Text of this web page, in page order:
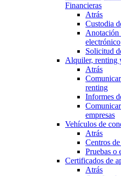
Financieras
Atrás
Custodia
Anotación
electrónico
Solicitud
Alquiler, renting
Atrás
renting
Informes
empresas
Vehículos de
Atrás
Centros
Pruebas o
Certificados de
Atrás